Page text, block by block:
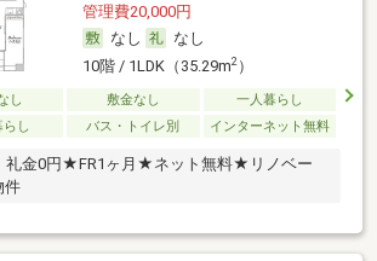
管理費20,000円
なし
なし
10階 / 1LDK（35.29m2）
し 敷金なし
一人暮らし
し
バス・トイレ別 インターネット無料
金0円★FR1ヶ月★ネット無料★リノベー
件